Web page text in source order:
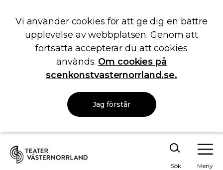
Vi använder cookies för att ge dig en bättre
upplevelse av webbplatsen. Genom att
fortsätta accepterar du att cookies
används. Om cookies på
scenkonstvasternorrland.se.
Jag förstår
Sök Meny